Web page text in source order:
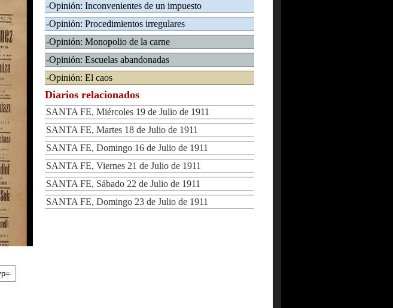
-Opinión: Inconvenientes de un impuesto
-Opinión: Procedimientos irregulares
-Opinión: Monopolio de la carne
-Opinión: Escuelas abandonadas
-Opinión: El caos
Diarios relacionados
SANTA FE, Miércoles 19 de Julio de 1911
SANTA FE, Martes 18 de Julio de 1911
SANTA FE, Domingo 16 de Julio de 1911
SANTA FE, Viernes 21 de Julio de 1911
SANTA FE, Sábado 22 de Julio de 1911
SANTA FE, Domingo 23 de Julio de 1911